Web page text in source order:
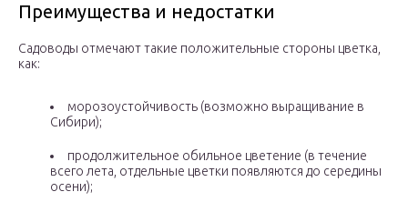
Преимущества и недостатки
Садоводы отмечают такие положительные стороны цветка,
как:
морозоустойчивость (возможно выращивание в
Сибири);
продолжительное обильное цветение (в течение
всего лета, отдельные цветки появляются до середины
осени);